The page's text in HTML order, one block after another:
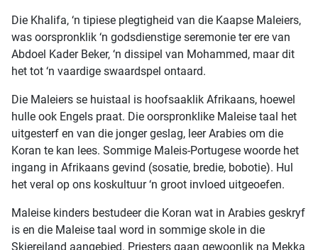
Die Khalifa, ‘n tipiese plegtigheid van die Kaapse Maleiers,
was oorspronklik ‘n godsdienstige seremonie ter ere van
Abdoel Kader Beker, ‘n dissipel van Mohammed, maar dit
het tot ‘n vaardige swaardspel ontaard.
Die Maleiers se huistaal is hoofsaaklik Afrikaans, hoewel
hulle ook Engels praat. Die oorspronklike Maleise taal het
uitgesterf en van die jonger geslag, leer Arabies om die
Koran te kan lees. Sommige Maleis-Portugese woorde het
ingang in Afrikaans gevind (sosatie, bredie, bobotie). Hul
het veral op ons koskultuur ‘n groot invloed uitgeoefen.
Maleise kinders bestudeer die Koran wat in Arabies geskryf
is en die Maleise taal word in sommige skole in die
Skiereiland aangebied. Priesters gaan gewoonlik na Mekka